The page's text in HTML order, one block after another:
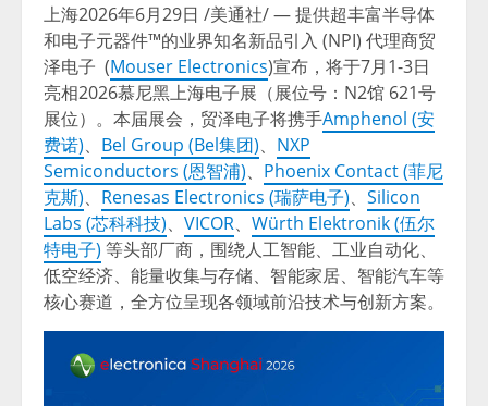
上海2026年6月29日 /美通社/ — 提供超丰富半导体
和电子元器件™的业界知名新品引入 (NPI) 代理商贸
泽电子 (Mouser Electronics)宣布，将于7月1-3日
亮相2026慕尼黑上海电子展（展位号：N2馆 621号
展位）。本届展会，贸泽电子将携手Amphenol (安
费诺)、 Bel Group (Bel集团)、 NXP
Semiconductors (恩智浦)、 Phoenix Contact (菲尼
克斯)、 Renesas Electronics (瑞萨电子)、 Silicon
Labs (芯科科技)、 VICOR、 Würth Elektronik (伍尔
特电子) 等头部厂商，围绕人工智能、工业自动化、
低空经济、能量收集与存储、智能家居、智能汽车等
核心赛道，全方位呈现各领域前沿技术与创新方案。